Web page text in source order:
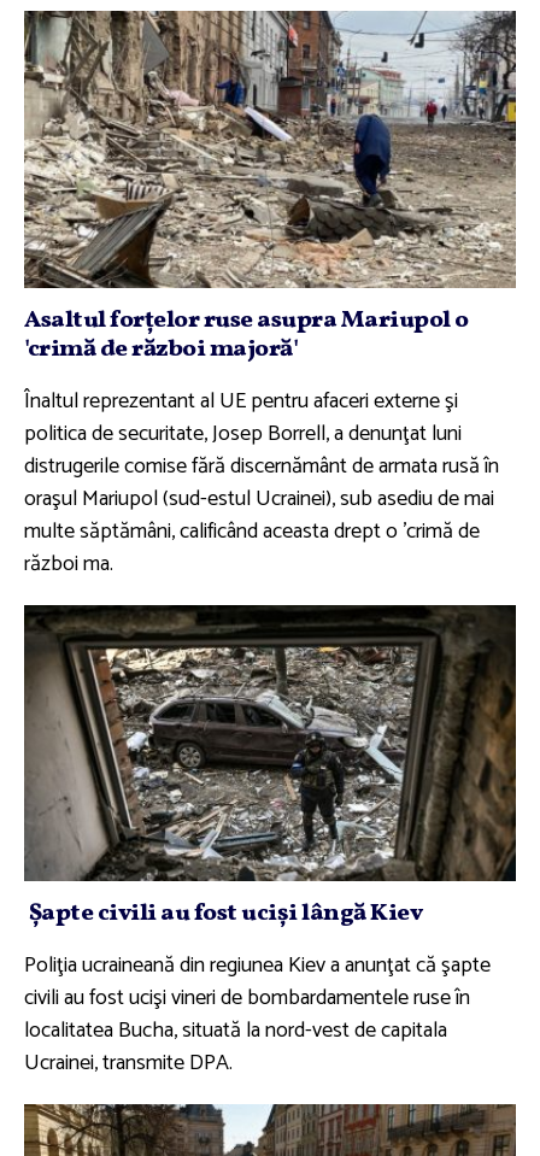
Asaltul forţelor ruse asupra Mariupol o
'crimă de război majoră'
Înaltul reprezentant al UE pentru afaceri externe şi
politica de securitate, Josep Borrell, a denunţat luni
distrugerile comise fără discernământ de armata rusă în
oraşul Mariupol (sud-estul Ucrainei), sub asediu de mai
multe săptămâni, calificând aceasta drept o 'crimă de
război ma.
Şapte civili au fost ucişi lângă Kiev
Poliţia ucraineană din regiunea Kiev a anunţat că şapte
civili au fost ucişi vineri de bombardamentele ruse în
localitatea Bucha, situată la nord-vest de capitala
Ucrainei, transmite DPA.